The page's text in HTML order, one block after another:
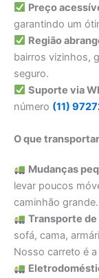
Preço
garantindo um
Região
bairros vizinhos,
seguro.
Suporte via
número (11)
O que
Mudanças
levar poucos
caminhão grande.
Transporte
sofá, cama,
Nosso carreto é